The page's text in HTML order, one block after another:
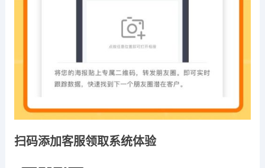
扫码添加客服领取系统体验